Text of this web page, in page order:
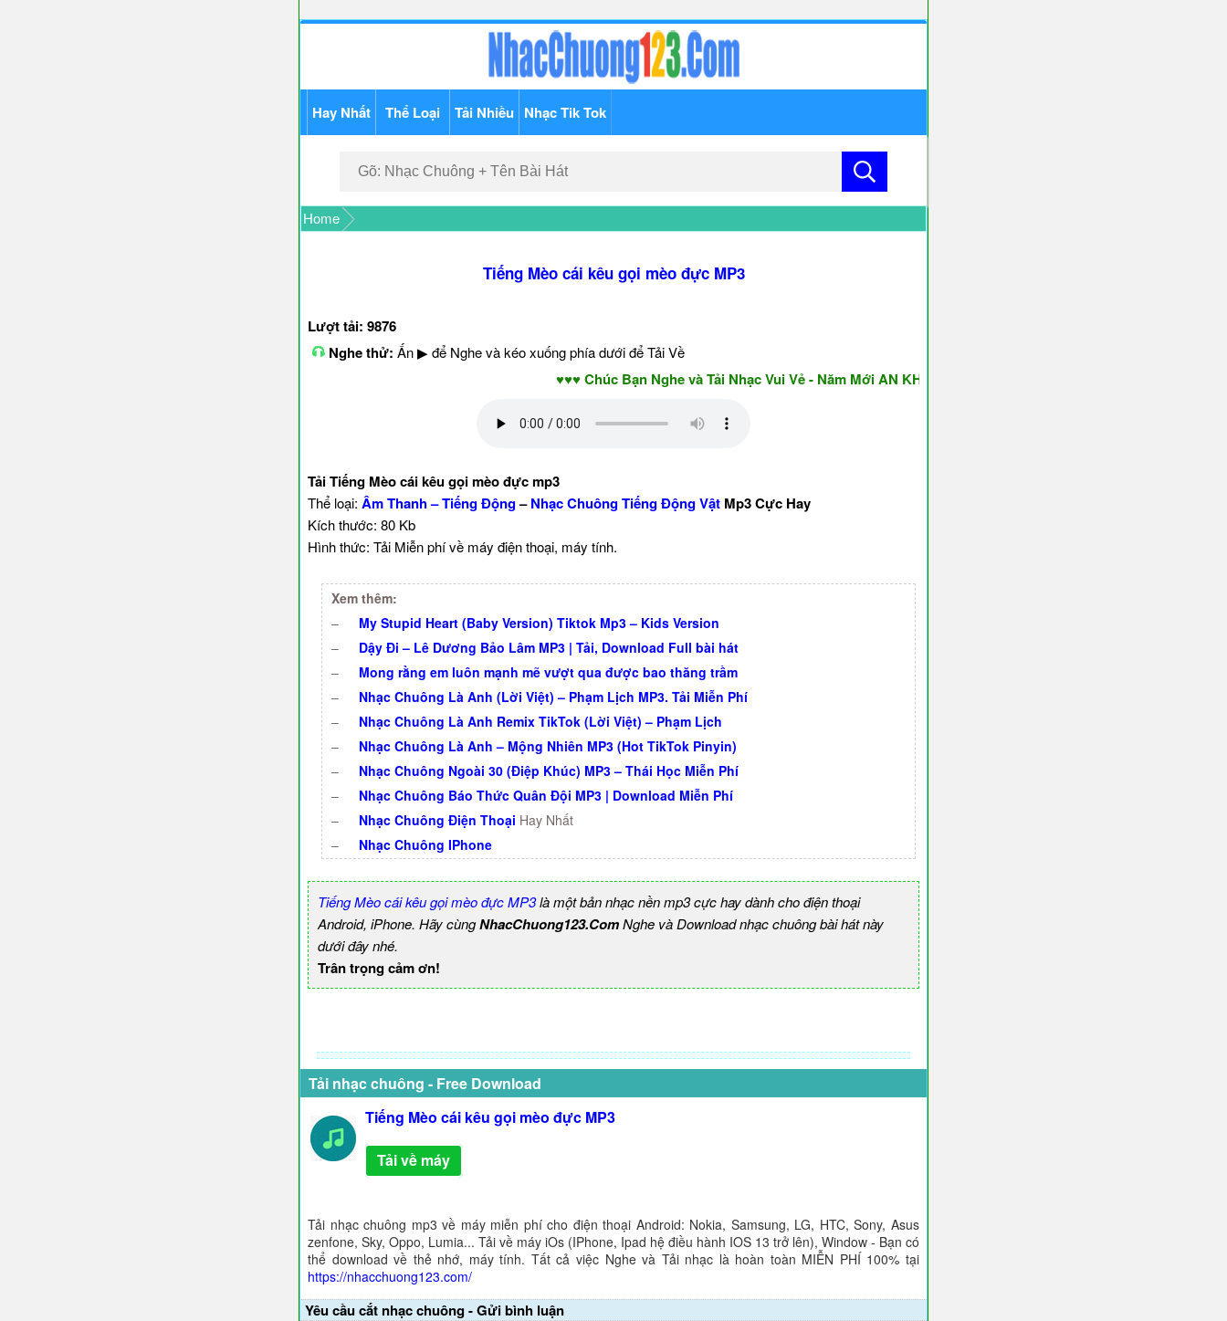
Hay Nhất Thể Loại Tải Nhiều Nhạc Tik Tok
Home
Tiếng Mèo cái kêu gọi mèo đực MP3
Lượt tải: 9876
Nghe thử: Ấn ▶ để Nghe và kéo xuống phía dưới để Tải Về
♥♥♥ Chúc Bạn Nghe và Tải Nhạc Vui Vẻ - Năm Mới AN KHANG & THỊNH VƯỢNG ♥♥♥
Tải Tiếng Mèo cái kêu gọi mèo đực mp3
Thể loại: Âm Thanh – Tiếng Động–Nhạc Chuông Tiếng Động Vật Mp3 Cực Hay
Kích thước: 80 Kb
Hình thức: Tải Miễn phí về máy điện thoại, máy tính.
Xem thêm:
–
My Stupid Heart (Baby Version) Tiktok Mp3 – Kids Version
–
Dậy Đi – Lê Dương Bảo Lâm MP3 | Tải, Download Full bài hát
–
Mong rằng em luôn mạnh mẽ vượt qua được bao thăng trầm
–
Nhạc Chuông Là Anh (Lời Việt) – Phạm Lịch MP3. Tải Miễn Phí
–
Nhạc Chuông Là Anh Remix TikTok (Lời Việt) – Phạm Lịch
–
Nhạc Chuông Là Anh – Mộng Nhiên MP3 (Hot TikTok Pinyin)
–
Nhạc Chuông Ngoài 30 (Điệp Khúc) MP3 – Thái Học Miễn Phí
–
Nhạc Chuông Báo Thức Quân Đội MP3 | Download Miễn Phí
–
Nhạc Chuông Điện Thoại Hay Nhất
–
Nhạc Chuông IPhone
Tiếng Mèo cái kêu gọi mèo đực MP3là một bản nhạc nền mp3 cực hay dành cho điện thoại
Android, iPhone. Hãy cùngNhacChuong123.ComNghe và Download nhạc chuông bài hát này
dưới đây nhé.
Trân trọng cảm ơn!
Tải nhạc chuông - Free Download
Tiếng Mèo cái kêu gọi mèo đực MP3
Tải về máy
Tải nhạc chuông mp3 về máy miễn phí cho điện thoại Android: Nokia, Samsung, LG, HTC, Sony, Asus
zenfone, Sky, Oppo, Lumia... Tải về máy iOs (IPhone, Ipad hệ điều hành IOS 13 trở lên), Window - Bạn có
thể download về thẻ nhớ, máy tính. Tất cả việc Nghe và Tải nhạc là hoàn toàn MIỄN PHÍ 100% tại
https://nhacchuong123.com/
Yêu cầu cắt nhạc chuông - Gửi bình luận